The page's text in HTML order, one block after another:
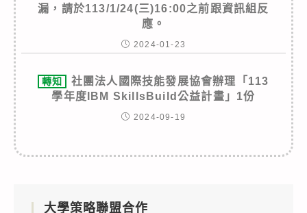
漏，請於113/1/24(三)16:00之前跟資訊組反
應。
2024-01-23
轉知
社團法人國際技能發展協會辦理「113
學年度IBM SkillsBuild公益計畫」1份
2024-09-19
大學策略聯盟合作